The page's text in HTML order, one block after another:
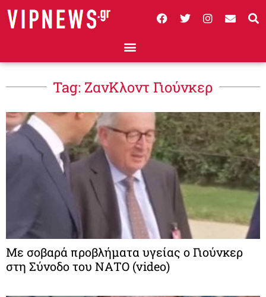
Tag: ΖανΚλοντ Γιούνκερ
Με σοβαρά προβλήματα υγείας ο Γιούνκερ
στη Σύνοδο του ΝΑΤΟ (video)